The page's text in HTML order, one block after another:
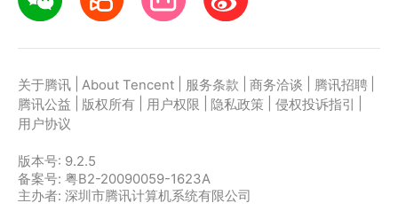
关于腾讯 About Tencent 服务条款 商务洽谈 腾讯招聘
腾讯公益
版权所有 用户权限 隐私政策 侵权投诉指引
用户协议
版本号: 9.2.5
备案号: 粤B2-20090059-1623A
主办者: 深圳市腾讯计算机系统有限公司